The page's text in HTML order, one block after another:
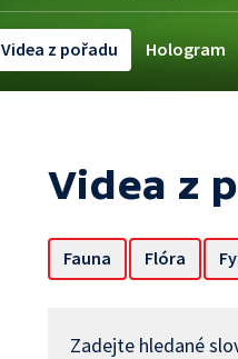
Videa z pořadu Hologram
Videa z
Fauna Flóra
Zadejte hledané